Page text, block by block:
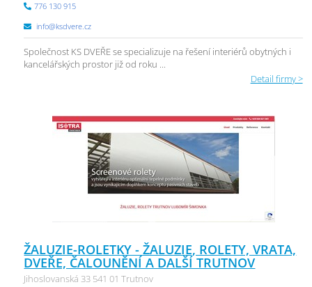
776 130 915
info@ksdvere.cz
Společnost KS DVEŘE se specializuje na řešení interiérů obytných i
kancelářských prostor již od roku ...
Detail firmy >
ŽALUZIE-ROLETKY - ŽALUZIE, ROLETY, VRATA,
DVEŘE, ČALOUNĚNÍ A DALŠÍ TRUTNOV
Jihoslovanská 33 541 01 Trutnov